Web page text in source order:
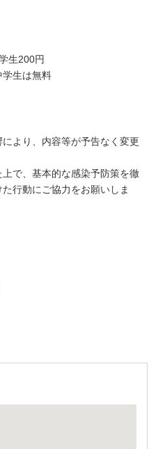
生200円
学生は無料
より、内容等が予告なく変更
で、基本的な感染予防策を徹
行動にご協力をお願いしま